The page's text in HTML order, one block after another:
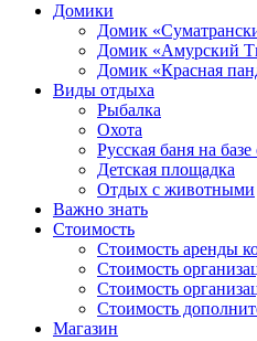
Домики
Домик
Домик «Амурский
Домик «Красная
Виды отдыха
Рыбалка
Охота
Русская баня на
Детская площадка
Отдых с животными
Важно знать
Стоимость
Стоимость аренды
Стоимость
Стоимость
Стоимость
Магазин